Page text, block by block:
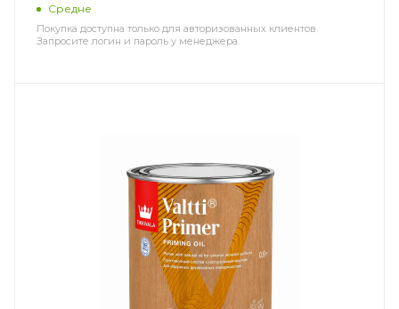
Средне
Покупка доступна только для авторизованных клиентов.
Запросите логин и пароль у менеджера.